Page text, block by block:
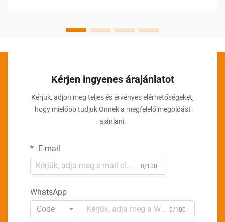
Kérjen ingyenes árajánlatot
Kérjük, adjon meg teljes és érvényes elérhetőségeket,
hogy mielőbb tudjuk Önnek a megfelelő megoldást
ajánlani.
E-mail
0/100
WhatsApp
Code
0/100